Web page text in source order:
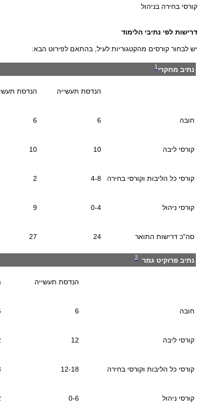
קורסי בחירה בניהול
דרישות לפי נתיבי הלימוד
יש לבחור קורסים מהקטגוריות לעיל, בהתאם לפירוט הבא:
נתיב מחקרי 1
הנדסת תעשייה הנדסת
חובה 6
6
קורסי ליבה 10
10
קורסי כל הליבות וקורסי בחירה 4-8
2
קורסי ניהול 0-4
9
סה"כ דרישות התואר 24
27
נתיב פרוקיט גמר 2
הנדסת תעשייה
חובה 6
קורסי ליבה 12
קורסי כל הליבות וקורסי בחירה 12-18
קורסי ניהול 0-6